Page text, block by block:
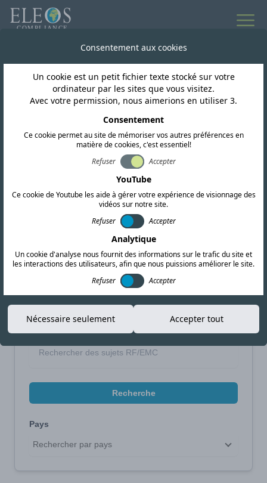
Actualités et
mises à jour
Affinez votre recherche
Recherche
Pays
Rechercher par pays
Consentement aux cookies
Un cookie est un petit fichier texte stocké sur votre
ordinateur par les sites que vous visitez.
Avec votre permission, nous aimerions en utiliser 3.
Consentement
Ce cookie permet au site de mémoriser vos autres préférences en
matière de cookies, c'est essentiel!
Refuser
Accepter
YouTube
Ce cookie de Youtube les aide à gérer votre expérience de visionnage des
vidéos sur notre site.
Refuser
Accepter
Analytique
Un cookie d'analyse nous fournit des informations sur le trafic du site et
les interactions des utilisateurs, afin que nous puissions améliorer le site.
Refuser
Accepter
Nécessaire seulement Accepter tout